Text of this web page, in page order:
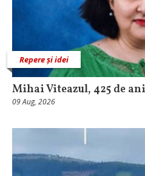
Repere și idei
Mihai Viteazul, 425 de
09 Aug, 2026